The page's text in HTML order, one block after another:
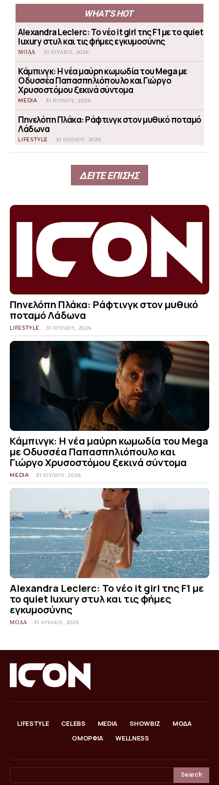
WHAT'S HOT
Alexandra Leclerc: Το νέο it girl της F1 με το quiet
luxury στυλ και τις φήμες εγκυμοσύνης
ΜΟΔΑ 31 ΙΟΥΛΊΟΥ, 2026
Κάμπινγκ: Η νέα μαύρη κωμωδία του Mega με
Οδυσσέα Παπασπηλιόπουλο και Γιώργο
Χρυσοστόμου ξεκινά σύντομα
MEDIA 31 ΙΟΥΛΊΟΥ, 2026
Πηνελόπη Πλάκα: Ράφτινγκ στον μυθικό ποταμό
Λάδωνα
LIFESTYLE 31 ΙΟΥΛΊΟΥ, 2026
ΔΕΙΤΕ ΕΠΙΣΗΣ
Πηνελόπη Πλάκα: Ράφτινγκ στον μυθικό
ποταμό Λάδωνα
LIFESTYLE 31 ΙΟΥΛΊΟΥ, 2026
Κάμπινγκ: Η νέα μαύρη κωμωδία του Mega
με Οδυσσέα Παπασπηλιόπουλο και
Γιώργο Χρυσοστόμου ξεκινά σύντομα
MEDIA 31 ΙΟΥΛΊΟΥ, 2026
Alexandra Leclerc: Το νέο it girl της F1 με
το quiet luxury στυλ και τις φήμες
εγκυμοσύνης
ΜΟΔΑ 31 ΙΟΥΛΊΟΥ, 2026
LIFESTYLE CELEBS MEDIA SHOWBIZ
ΜΟΔΑ
ΟΜΟΡΦΙΑ
WELLNESS
Search